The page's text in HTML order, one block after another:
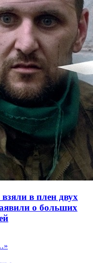
в плен двух
о больших